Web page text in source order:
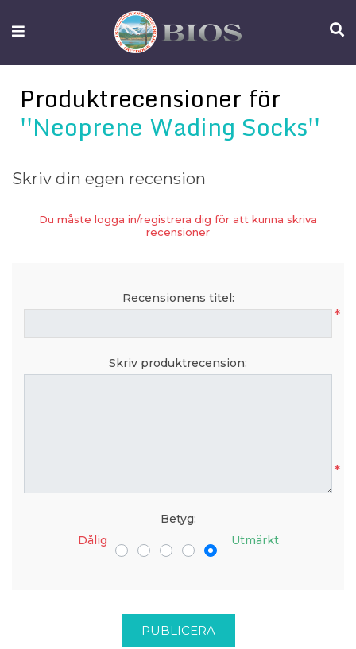
FISKEUTRUSTNING
OM
IFISH
KONTAKTA
OSS
Produktrecensioner för
Neoprene Wading Socks
Skriv din egen recension
Du måste logga in/registrera dig för att kunna skriva
recensioner
Recensionens titel:
*
Skriv produktrecension:
*
Betyg:
Dålig
Utmärkt
PUBLICERA